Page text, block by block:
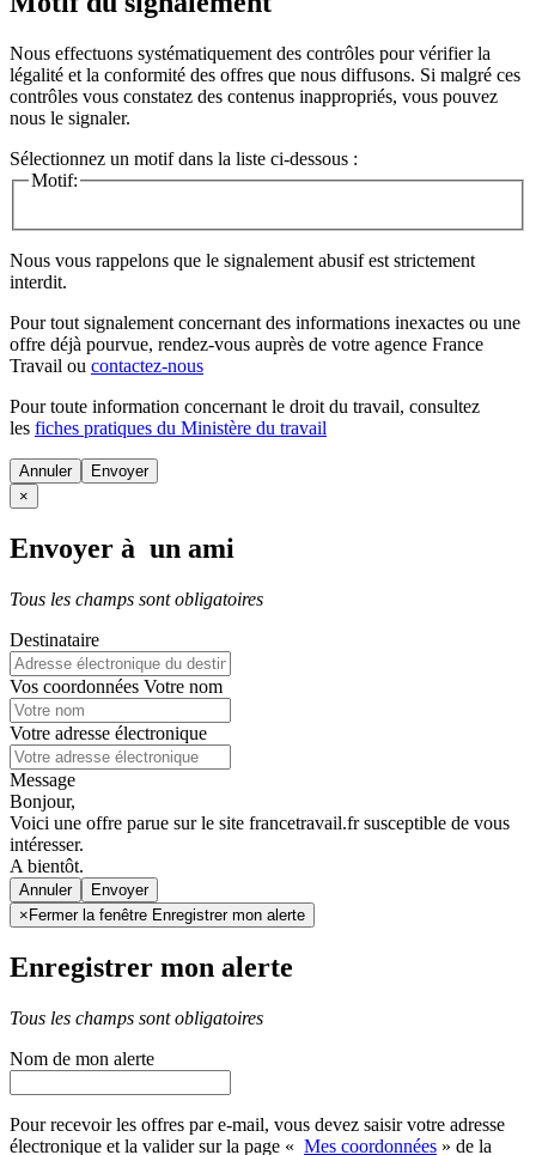
Nous effectuons systématiquement des contrôles pour vérifier la
légalité et la conformité des offres que nous diffusons. Si malgré ces
contrôles vous constatez des contenus inappropriés, vous pouvez
nous le signaler.
Sélectionnez un motif dans la liste ci-dessous :
Motif:
Nous vous rappelons que le signalement abusif est strictement
interdit.
Pour tout signalement concernant des informations inexactes ou une
offre déjà pourvue, rendez-vous auprès de votre agence France
Travail ou contactez-nous
Pour toute information concernant le droit du travail, consultez
les fiches pratiques du Ministère du travail
Annuler
×
Envoyer à un ami
Tous les champs sont obligatoires
Destinataire
Vos coordonnées Votre nom
Votre adresse électronique
Message
Bonjour,
Voici une offre parue sur le site francetravail.fr susceptible de vous
intéresser.
A bientôt.
Annuler
× Fermer la fenêtre Enregistrer mon alerte
Enregistrer mon alerte
Tous les champs sont obligatoires
Nom de mon alerte
Pour recevoir les offres par e-mail, vous devez saisir votre adresse
électronique et la valider sur la page « Mes coordonnées » de la